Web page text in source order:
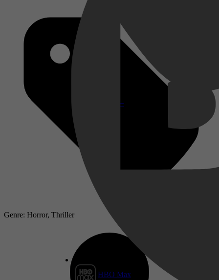
Disney+
HBO Max
Genre: Horror, Thriller